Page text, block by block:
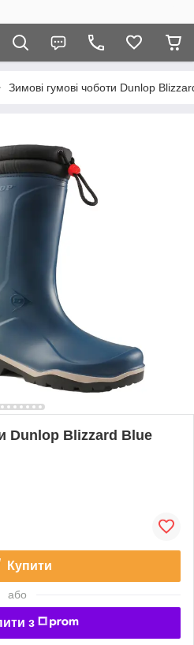
Зимові гумові чоботи Dunlop
Dunlop Blizzard Blue
Купити
або
з